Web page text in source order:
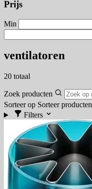
Prijs
Min
ventilatoren
20 totaal
Zoek producten
Sorteer op Sorteer producten
Filters